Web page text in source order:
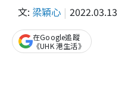
文: 梁穎心 2022.03.13
在Google追蹤
《UHK 港生活》